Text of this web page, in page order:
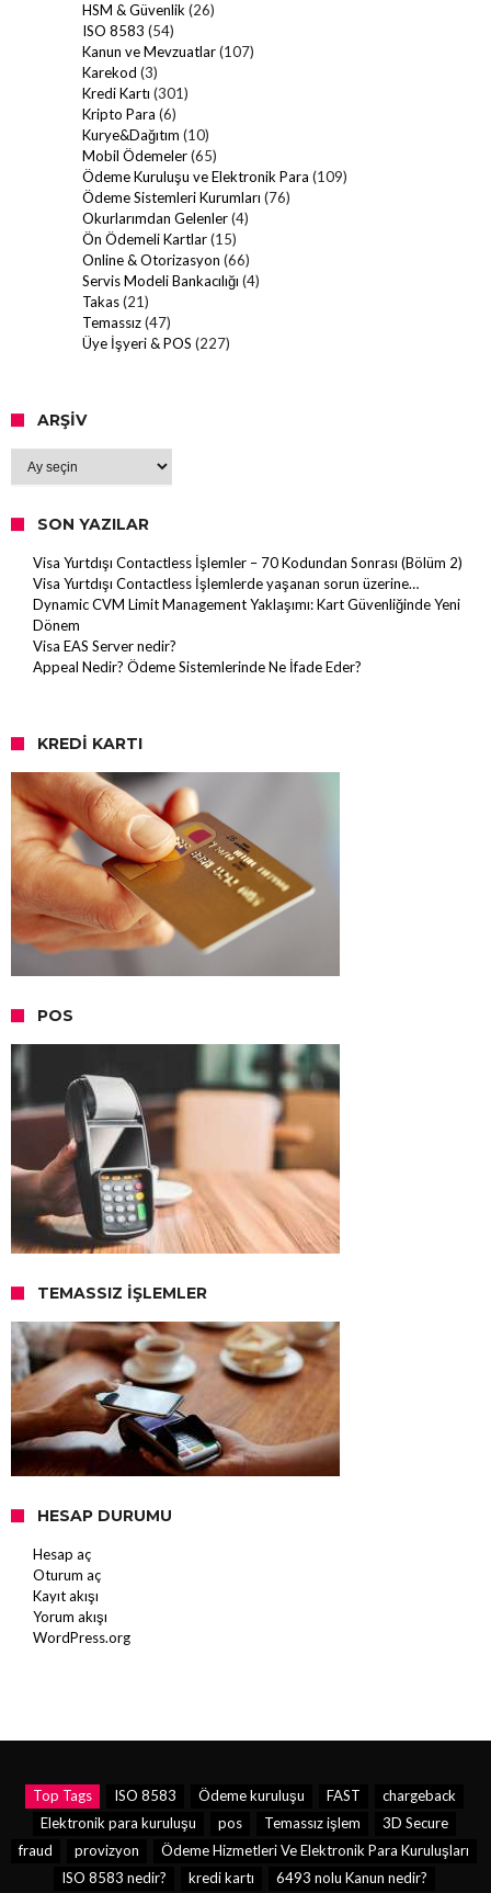
HSM & Güvenlik(26)
ISO 8583 (54)
Kanun ve Mevzuatlar(107)
Karekod (3)
Kredi Kartı (301)
Kripto Para (6)
Kurye&Dağıtım (10)
Mobil Ödemeler(65)
Ödeme Kuruluşu ve Elektronik Para (109)
Ödeme Sistemleri Kurumları (76)
Okurlarımdan Gelenler(4)
Ön Ödemeli Kartlar(15)
Online & Otorizasyon (66)
Servis Modeli Bankacılığı (4)
Takas(21)
Temassız(47)
Üye İşyeri & POS (227)
ARŞIV
Arşiv
SON YAZILAR
Visa Yurtdışı Contactless İşlemler – 70 Kodundan Sonrası (Bölüm 2)
Visa Yurtdışı Contactless İşlemlerde yaşanan sorun üzerine…
Dynamic CVM Limit Management Yaklaşımı: Kart Güvenliğinde Yeni
Dönem
Visa EAS Server nedir?
Appeal Nedir? Ödeme Sistemlerinde Ne İfade Eder?
KREDI KARTI
POS
TEMASSIZ İŞLEMLER
HESAP DURUMU
Hesap aç
Oturum aç
Kayıt akışı
Yorum akışı
WordPress.org
Top Tags ISO 8583 Ödeme kuruluşu FAST
chargeback
Elektronik para kuruluşu
pos Temassız işlem
3D Secure
fraud
provizyon
Ödeme Hizmetleri Ve Elektronik Para Kuruluşları
ISO 8583 nedir?
kredi kartı 6493 nolu Kanun nedir?